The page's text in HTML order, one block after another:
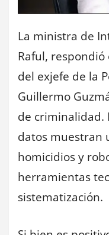
La ministra de
Raful, respondió
del exjefe de la
Guillermo
de criminalidad.
datos muestran
homicidios y
herramientas
sistematización.